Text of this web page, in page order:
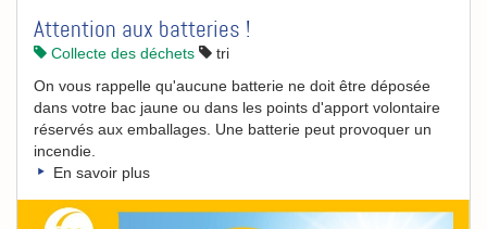
Attention aux batteries !
Collecte des déchets
tri
On vous rappelle qu'aucune batterie ne doit être déposée
dans votre bac jaune ou dans les points d'apport volontaire
réservés aux emballages. Une batterie peut provoquer un
incendie.
En savoir plus